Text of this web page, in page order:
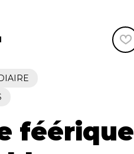
Quatuor de saxophones
féérique